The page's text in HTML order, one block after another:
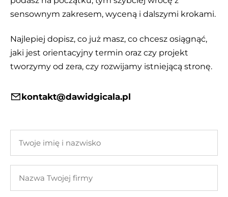
sensownym zakresem, wyceną i dalszymi krokami.
Najlepiej dopisz, co już masz, co chcesz osiągnąć,
jaki jest orientacyjny termin oraz czy projekt
tworzymy od zera, czy rozwijamy istniejącą stronę.
kontakt@dawidgicala.pl
imię
nazwisko
Twojej